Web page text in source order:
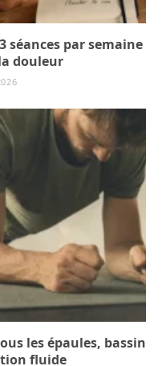
séances par semaine
douleur
les épaules, bassin
fluide